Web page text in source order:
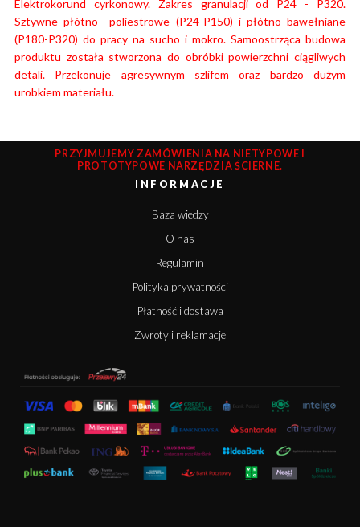
Elektrokorund cyrkonowy. Zakres granulacji od P24 - P320.
Sztywne płótno poliestrowe (P24-P150) i płótno bawełniane
(P180-P320) do pracy na sucho i mokro. Samoostrząca budowa
produktu została stworzona do obróbki powierzchni ciągliwych
detali. Przekonuje agresywnym szlifem oraz bardzo dużym
urobkiem materiału.
PRZYJMUJEMY ZAMÓWIENIA NA NIETYPOWE I
PROTOTYPOWE NARZĘDZIA ŚCIERNE.
INFORMACJE
Baza wiedzy
O nas
Regulamin
Polityka prywatności
Płatność i dostawa
Zwroty i reklamacje